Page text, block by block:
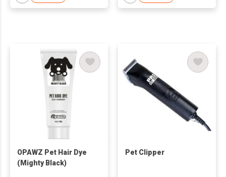
OPAWZ Pet Hair Dye
(Mighty Black)
Pet Clipper